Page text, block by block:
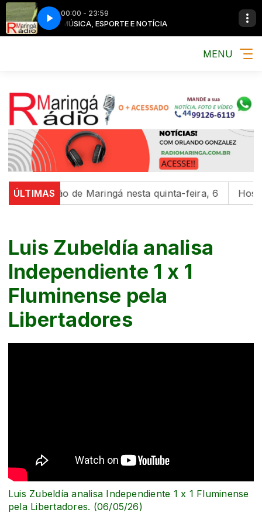
00:00 - 23:59
MÚSICA, ESPORTE E NOTÍCIA
MENU
ÚLTIMAS
região de Maringá nesta quinta-feira, 6 Hospital da
Luis Zubeldía analisa
Independiente 1 x 1
Fluminense pela
Libertadores
Luis Zubeldía analisa Independiente 1 x 1 Fluminense
pela Libertadores. (06/05/26)